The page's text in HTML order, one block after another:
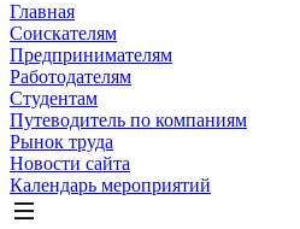
Главная
Соискателям
Предпринимателям
Работодателям
Студентам
Путеводитель по компаниям
Рынок труда
Новости сайта
Календарь мероприятий